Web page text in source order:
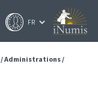
/Administrations/